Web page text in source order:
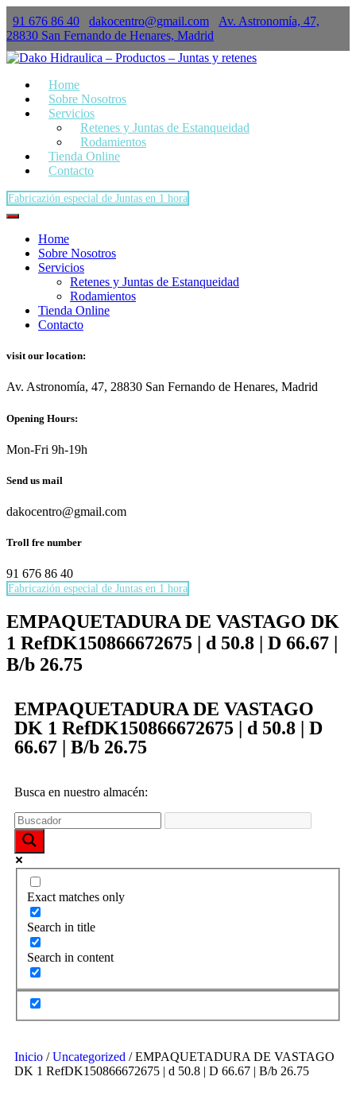
91 676 86 40 dakocentro@gmail.com
Av. Astronomía, 47,
28830 San Fernando de Henares, Madrid
Home
Sobre Nosotros
Servicios
Retenes y Juntas de Estanqueidad
Rodamientos
Tienda Online
Contacto
Fabricazión especial de Juntas en 1 hora
Home
Sobre Nosotros
Servicios
Retenes y Juntas de Estanqueidad
Rodamientos
Tienda Online
Contacto
visit our location:
Av. Astronomía, 47, 28830 San Fernando de Henares, Madrid
Opening Hours:
Mon-Fri 9h-19h
Send us mail
dakocentro@gmail.com
Troll fre number
91 676 86 40
Fabricazión especial de Juntas en 1 hora
EMPAQUETADURA DE VASTAGO DK
1 RefDK150866672675 | d 50.8 | D 66.67 |
B/b 26.75
EMPAQUETADURA DE VASTAGO
DK 1 RefDK150866672675 | d 50.8 | D
66.67 | B/b 26.75
Busca en nuestro almacén:
Exact matches only
Search in title
Search in content
Inicio /Uncategorized / EMPAQUETADURA DE VASTAGO
DK 1 RefDK150866672675 | d 50.8 | D 66.67 | B/b 26.75
Necesarias
Estas
cookies no
son
opcionales.
Son
funcione la
web y que
puedas
acceder a
Estadísticas
Para que
podamos
mejorar la
funcionalidad
y estructura
de la web,
utilizaremos
las
estadísticas
de uso en la
web. Así
sabremos qué
interesa más
ofrecemos y
cómo poder